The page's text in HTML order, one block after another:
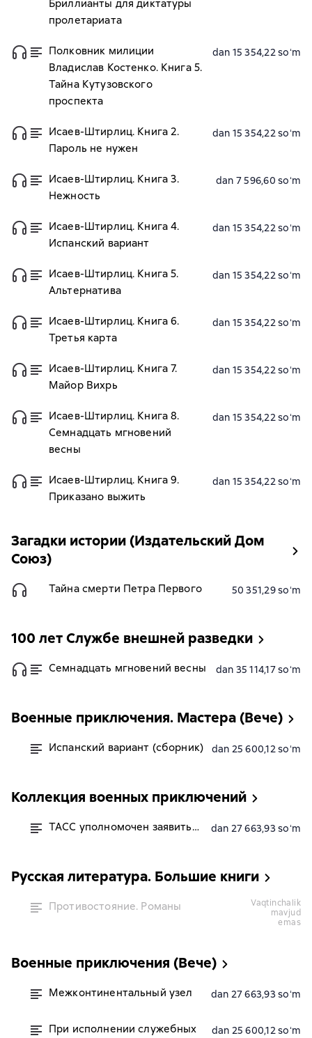
Бриллианты для диктатуры
пролетариата
Полковник милиции
Владислав Костенко. Книга 5.
Тайна Кутузовского
проспекта
dan 15 354,22 soʻm
Исаев-Штирлиц. Книга 2.
Пароль не нужен
dan 15 354,22 soʻm
Исаев-Штирлиц. Книга 3.
Нежность
dan 7 596,60 soʻm
Исаев-Штирлиц. Книга 4.
Испанский вариант
dan 15 354,22 soʻm
Исаев-Штирлиц. Книга 5.
Альтернатива
dan 15 354,22 soʻm
Исаев-Штирлиц. Книга 6.
Третья карта
dan 15 354,22 soʻm
Исаев-Штирлиц. Книга 7.
Майор Вихрь
dan 15 354,22 soʻm
Исаев-Штирлиц. Книга 8.
Семнадцать мгновений
весны
dan 15 354,22 soʻm
Исаев-Штирлиц. Книга 9.
Приказано выжить
dan 15 354,22 soʻm
Загадки истории (Издательский Дом
Союз)
Тайна смерти Петра Первого 50 351,29 soʻm
100 лет Службе внешней разведки
Семнадцать мгновений весны dan 35 114,17 soʻm
Военные приключения. Мастера (Вече)
Испанский вариант (сборник) dan 25 600,12 soʻm
Коллекция военных приключений
ТАСС уполномочен заявить… dan 27 663,93 soʻm
Русская литература. Большие книги
Противостояние. Романы
vaqtinchalik
mavjud
emas
Военные приключения (Вече)
Межконтинентальный узел dan 27 663,93 soʻm
При исполнении служебных
dan 25 600,12 soʻm